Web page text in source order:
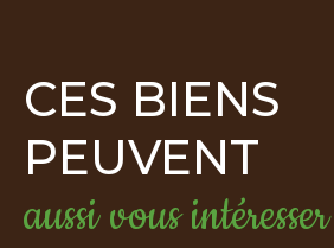
CES BIENS
PEUVENT
aussi vous intéresser